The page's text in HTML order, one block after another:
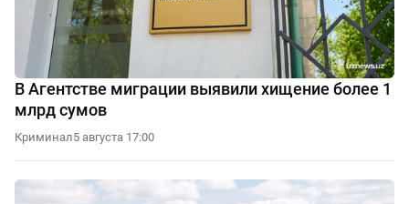
В Агентстве миграции выявили хищение более 1
млрд сумов
Криминал5 августа 17:00